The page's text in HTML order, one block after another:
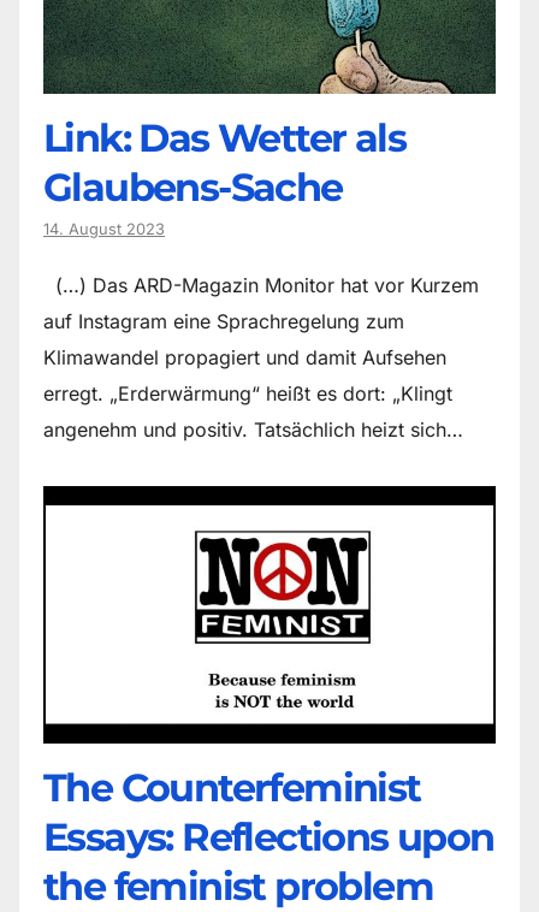
Link: Das Wetter als
Glaubens-Sache
14. August 2023
(…) Das ARD-Magazin Monitor hat vor Kurzem
auf Instagram eine Sprachregelung zum
Klimawandel propagiert und damit Aufsehen
erregt. „Erderwärmung“ heißt es dort: „Klingt
angenehm und positiv. Tatsächlich heizt sich…
The Counter­feminist
Essays: Reflections upon
the feminist problem